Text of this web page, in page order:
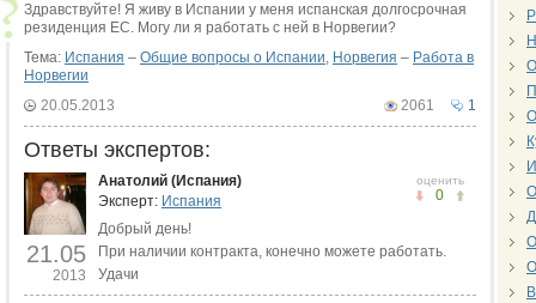
Здравствуйте! Я живу в Испании у меня испанская долгосрочная
резиденция ЕС. Могу ли я работать с ней в Норвегии?
Тема: Испания – Общие вопросы о Испании, Норвегия – Работа в
Норвегии
1
2061
20.05.2013
Ответы экспертов:
21.05
2013
оценить
0
Анатолий (Испания)
Эксперт: Испания
Добрый день!
При наличии контракта, конечно можете работать.
Удачи